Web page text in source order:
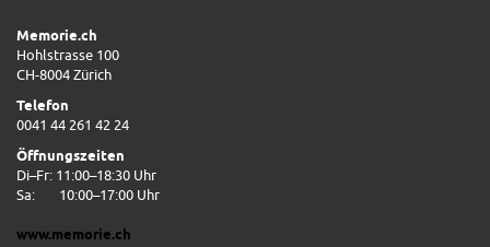
Memorie.ch
Hohlstrasse 100
CH-8004 Zürich
Telefon
0041 44 261 42 24
Öffnungszeiten
Di–Fr: 11:00–18:30 Uhr
Sa:
10:00–17:00 Uhr
www.memorie.ch